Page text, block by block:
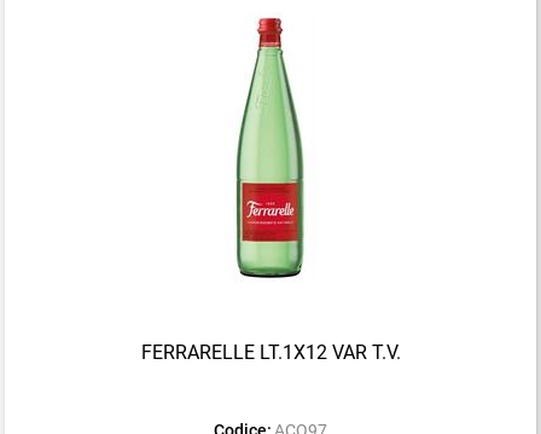
FERRARELLE LT.1X12 VAR T.V.